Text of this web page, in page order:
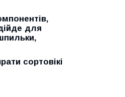
для
сортовікі